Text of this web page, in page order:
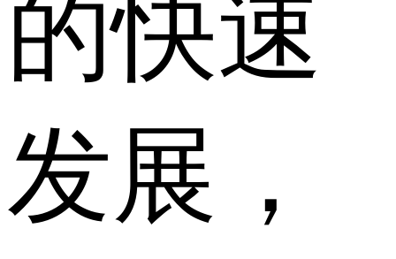
的快速
发展，